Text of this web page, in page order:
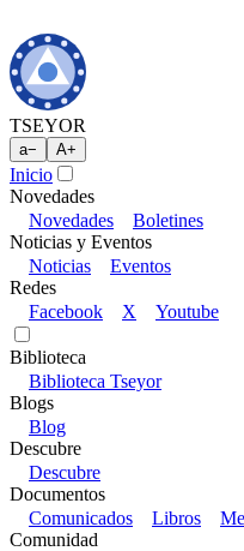
TSEYOR
a− A+
Inicio
Novedades
Novedades
Boletines
Noticias y Eventos
Noticias
Eventos
Redes
Facebook
X Youtube
Biblioteca
Biblioteca Tseyor
Blogs
Blog
Descubre
Descubre
Documentos
Comunicados
Libros
Comunidad